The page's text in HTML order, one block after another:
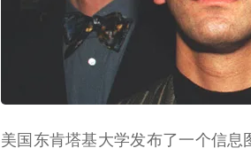
美国东肯塔基大学发布了一个信